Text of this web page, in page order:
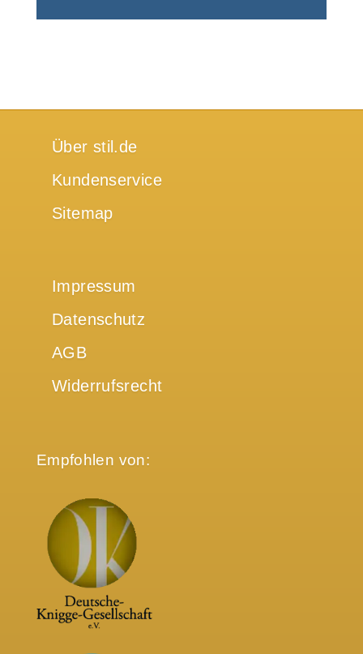
Über stil.de
Kundenservice
Sitemap
Impressum
Datenschutz
AGB
Widerrufsrecht
Empfohlen von: